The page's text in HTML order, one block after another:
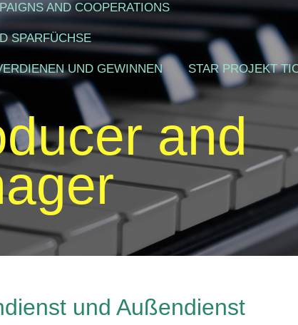
AND COOPERATIONS
SPARFÜCHSE
UND GEWINNEN STAR PROJEKT
and
und Außendienst